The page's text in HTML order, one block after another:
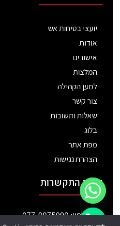
יועצי בטיחות אש
אודות
אישורים
המלצות
למען הקהילה
צור קשר
שאלות ותשובות
בלוג
מפת אתר
הצהרת נגישות
פרטי התקשרות
טלפון: 077-9975099
chaty